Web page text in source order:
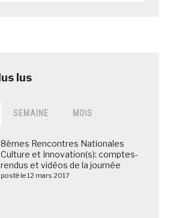
SEMAINE MOIS
8èmes Rencontres Nationales
Culture et Innovation(s): comptes-
rendus et vidéos de la journée
posté le 12 mars 2017